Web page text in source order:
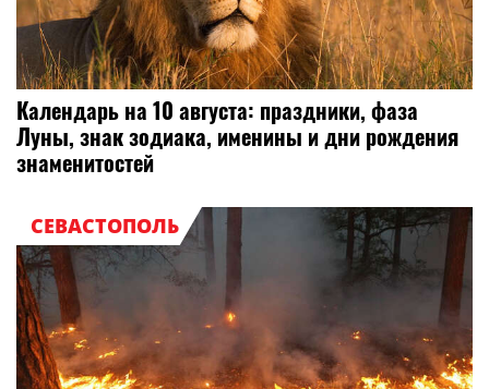
Календарь на 10 августа: праздники, фаза
Луны, знак зодиака, именины и дни рождения
знаменитостей
СЕВАСТОПОЛЬ